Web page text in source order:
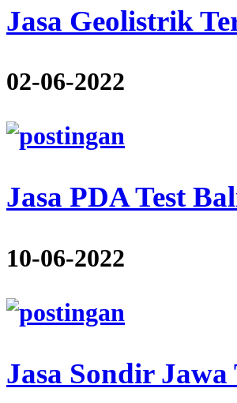
Jasa Geolistrik
02-06-2022
Jasa PDA Test
10-06-2022
Jasa Sondir Jawa